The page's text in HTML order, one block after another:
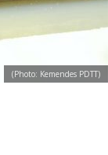
(Photo: Kemendes PDTT)